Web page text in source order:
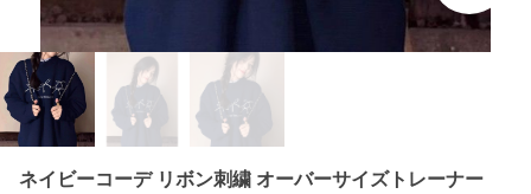
ネイビーコーデ リボン刺繍 オーバーサイズトレーナー